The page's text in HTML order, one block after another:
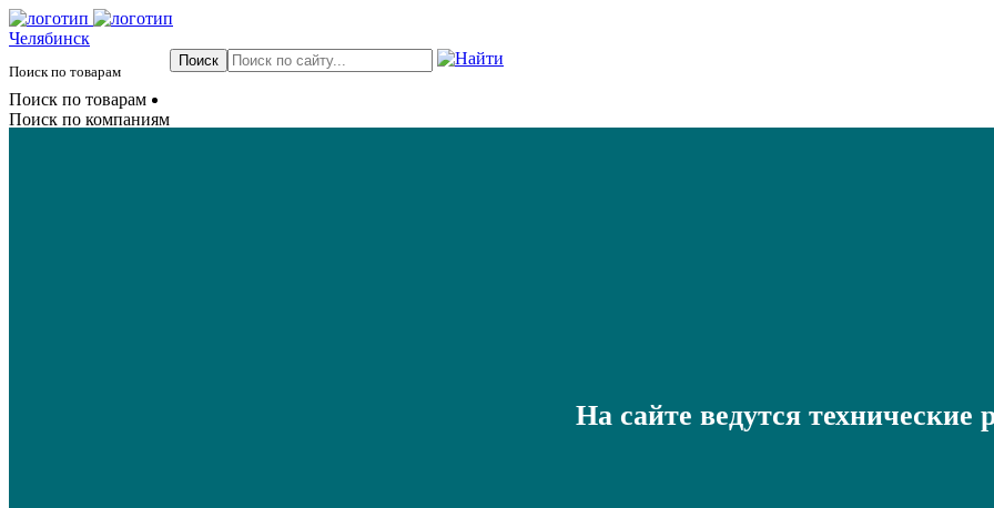
Челябинск
Поиск по товарам
Поиск по товарам
Поиск по компаниям
На сайте ведутся технические